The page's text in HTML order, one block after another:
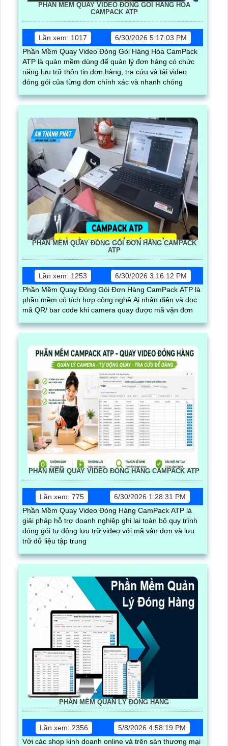
PHẦN MỀM QUAY VIDEO ĐÓNG GÓI HÀNG HÓA
CAMPACK ATP
Lần xem: 1017
6/30/2026 5:17:03 PM
Phần Mềm Quay Video Đóng Gói Hàng Hóa CamPack
ATP là quàn mềm dùng để quản lý đơn hàng có chức
năng lưu trữ thôn tin đơn hàng, tra cứu và tải video
đóng gói của từng đơn chính xác và nhanh chóng
PHẦN MỀM QUAY ĐÓNG GÓI ĐƠN HÀNG CAMPACK
ATP
Lần xem: 1253
6/30/2026 3:16:12 PM
Phần Mềm Quay Đóng Gói Đơn Hàng CamPack ATP là
phần mềm có tích hợp công nghệ Ai nhận diện và dọc
mã QR/ bar code khi camera quay được mã vận đơn
PHẦN MỀM QUAY VIDEO ĐÓNG HÀNG CAMPACK ATP
Lần xem: 775
6/30/2026 1:28:31 PM
Phần Mềm Quay Video Đóng Hàng CamPack ATP là
giải pháp hỗ trợ doanh nghiệp ghi lại toàn bộ quy trình
đóng gói tự động lưu trữ video với mã vận đơn và lưu
trữ dữ liệu tập trung
PHẦN MỀM QUẢN LÝ ĐÓNG HÀNG
Lần xem: 2356
5/8/2026 4:58:19 PM
Với các shop kinh doanh online và trên sàn thương mại